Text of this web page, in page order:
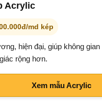
Acrylic
md kép
hiện đại, giúp không
rộng hơn.
Xem mẫu Acrylic